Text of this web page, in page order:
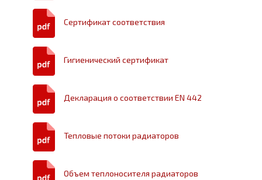
Сертификат соответствия
Гигиенический сертификат
Декларация о соответствии EN 442
Тепловые потоки радиаторов
Объем теплоносителя радиаторов